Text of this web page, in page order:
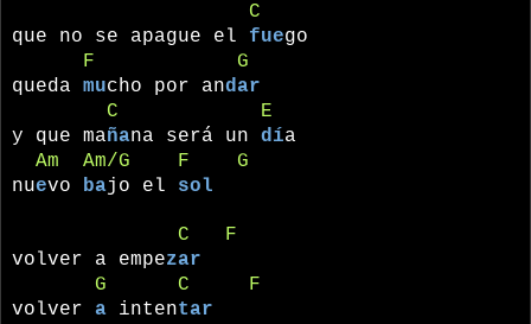
C
que no se apague el fuego
F
G
queda mucho por andar
C
E
y que mañana será un día
Am
Am/G F
G
nuevo bajo el sol
C
F
volver a empezar
G
C
F
volver a intentar